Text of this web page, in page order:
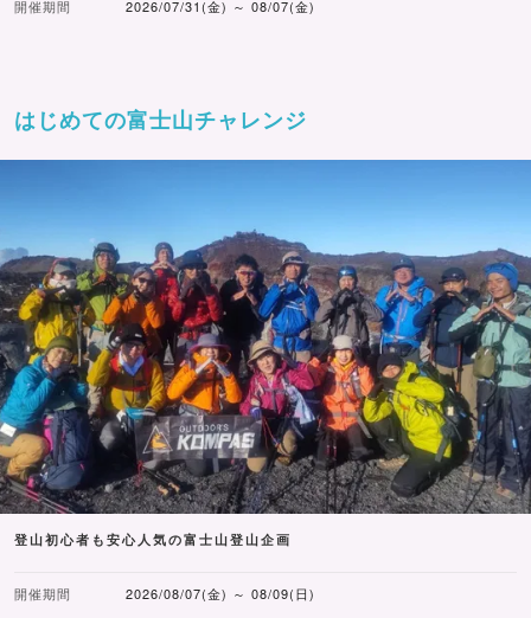
開催期間 2026/07/31(金) ～ 08/07(金)
はじめての富士山チャレンジ
登山初心者も安心人気の富士山登山企画
開催期間 2026/08/07(金) ～ 08/09(日)